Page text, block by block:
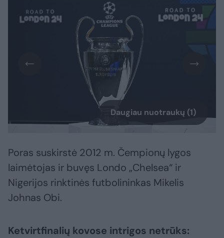
Daugiau nuotraukų (1)
Poras suskirstė 2012 m. Čempionų lygos
laimėtojas ir buvęs Londo „Chelsea“ ir
Nigerijos rinktinės futbolininkas Mikelis
Johnas Obi.
Ketvirtfinalių kovose intrigos netrūks: